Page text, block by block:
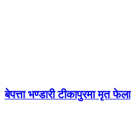
बेपत्ता भण्डारी टीकापुरमा मृत फेला